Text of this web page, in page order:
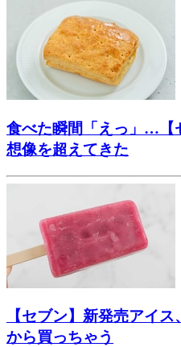
食べた瞬間「えっ」…【
想像を超えてきた
【セブン】新発売アイ
から買っちゃう